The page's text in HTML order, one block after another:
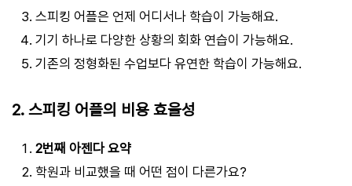
스피킹 어플은 언제 어디서나 학습이 가능해요.
기기 하나로 다양한 상황의 회화 연습이 가능해요.
기존의 정형화된 수업보다 유연한 학습이 가능해요.
2. 스피킹 어플의 비용 효율성
2번째 아젠다 요약
학원과 비교했을 때 어떤 점이 다른가요?